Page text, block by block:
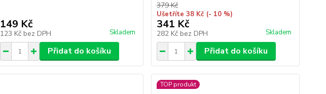
149 Kč
123 Kč bez DPH Skladem
Přidat do košíku
379 Kč
Ušetříte 38 Kč (- 10 %)
341 Kč
282 Kč bez DPH Skladem
Přidat do košíku
TOP produkt